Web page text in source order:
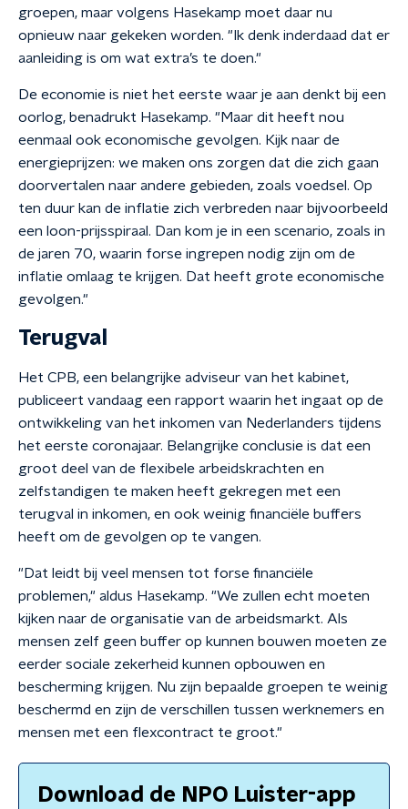
groepen, maar volgens Hasekamp moet daar nu
opnieuw naar gekeken worden. "Ik denk inderdaad dat er
aanleiding is om wat extra’s te doen."
De economie is niet het eerste waar je aan denkt bij een
oorlog, benadrukt Hasekamp. "Maar dit heeft nou
eenmaal ook economische gevolgen. Kijk naar de
energieprijzen: we maken ons zorgen dat die zich gaan
doorvertalen naar andere gebieden, zoals voedsel. Op
ten duur kan de inflatie zich verbreden naar bijvoorbeeld
een loon-prijsspiraal. Dan kom je in een scenario, zoals in
de jaren 70, waarin forse ingrepen nodig zijn om de
inflatie omlaag te krijgen. Dat heeft grote economische
gevolgen."
Terugval
Het CPB, een belangrijke adviseur van het kabinet,
publiceert vandaag een rapport waarin het ingaat op de
ontwikkeling van het inkomen van Nederlanders tijdens
het eerste coronajaar. Belangrijke conclusie is dat een
groot deel van de flexibele arbeidskrachten en
zelfstandigen te maken heeft gekregen met een
terugval in inkomen, en ook weinig financiële buffers
heeft om de gevolgen op te vangen.
"Dat leidt bij veel mensen tot forse financiële
problemen," aldus Hasekamp. "We zullen echt moeten
kijken naar de organisatie van de arbeidsmarkt. Als
mensen zelf geen buffer op kunnen bouwen moeten ze
eerder sociale zekerheid kunnen opbouwen en
bescherming krijgen. Nu zijn bepaalde groepen te weinig
beschermd en zijn de verschillen tussen werknemers en
mensen met een flexcontract te groot."
Download de NPO Luister-app